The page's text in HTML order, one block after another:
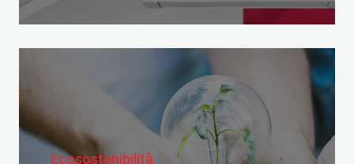
Ecosostenibilità